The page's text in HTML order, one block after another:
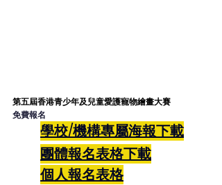
第五屆香港青少年及兒童愛護寵物繪畫大賽
免費報名
學校/機構專屬海報下載
團體報名表格下載
個人報名表格